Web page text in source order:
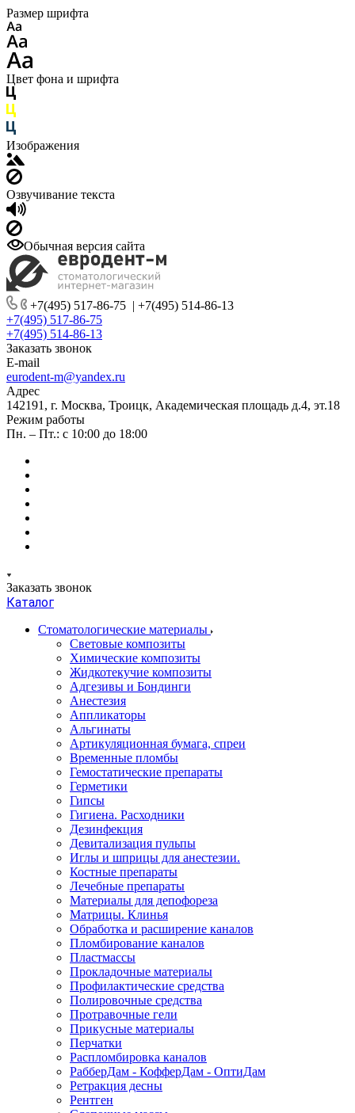
Размер шрифта
Цвет фона и шрифта
Изображения
Озвучивание текста
Обычная версия сайта
+7(495) 517-86-75 | +7(495) 514-86-13
+7(495) 517-86-75
+7(495) 514-86-13
Заказать звонок
E-mail
eurodent-m@yandex.ru
Адрес
142191, г. Москва, Троицк, Академическая площадь д.4, эт.18
Режим работы
Пн. – Пт.: с 10:00 до 18:00
Заказать звонок
Каталог
Стоматологические материалы
Световые композиты
Химические композиты
Жидкотекучие композиты
Адгезивы и Бондинги
Анестезия
Аппликаторы
Альгинаты
Артикуляционная бумага, спреи
Временные пломбы
Гемостатические препараты
Герметики
Гипсы
Гигиена. Расходники
Дезинфекция
Девитализация пульпы
Иглы и шприцы для анестезии.
Костные препараты
Лечебные препараты
Материалы для депофореза
Матрицы. Клинья
Обработка и расширение каналов
Пломбирование каналов
Пластмассы
Прокладочные материалы
Профилактические средства
Полировочные средства
Протравочные гели
Прикусные материалы
Перчатки
Распломбировка каналов
РабберДам - КофферДам - ОптиДам
Ретракция десны
Рентген